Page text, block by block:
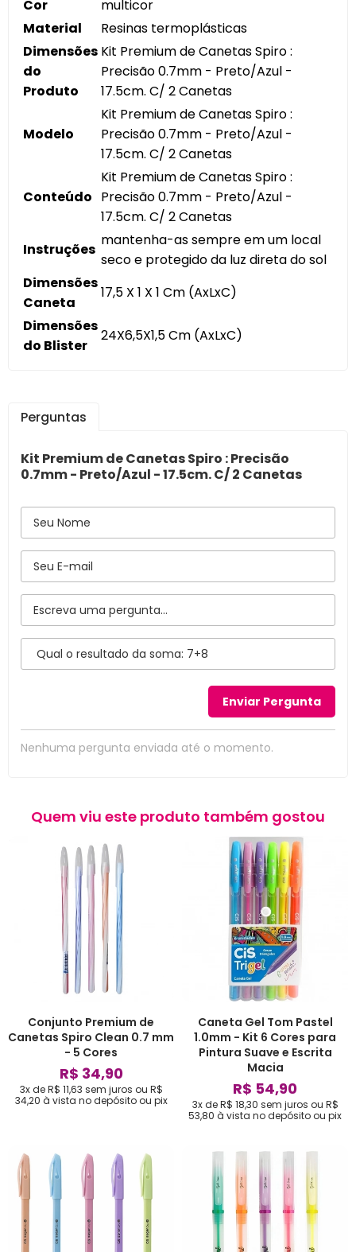
Cor
multicor
Material
Resinas termoplásticas
Dimensões
do
Produto
Kit Premium de Canetas Spiro :
Precisão 0.7mm - Preto/Azul -
17.5cm. C/ 2 Canetas
Modelo
Kit Premium de Canetas Spiro :
Precisão 0.7mm - Preto/Azul -
17.5cm. C/ 2 Canetas
Conteúdo
Kit Premium de Canetas Spiro :
Precisão 0.7mm - Preto/Azul -
17.5cm. C/ 2 Canetas
Instruções
mantenha-as sempre em um local
seco e protegido da luz direta do sol
Dimensões
Caneta
17,5 X 1 X 1 Cm (AxLxC)
Dimensões
do Blister
24X6,5X1,5 Cm (AxLxC)
Perguntas
Kit Premium de Canetas Spiro : Precisão
0.7mm - Preto/Azul - 17.5cm. C/ 2 Canetas
Nenhuma pergunta enviada até o momento.
Quem viu este produto também gostou
Conjunto Premium de
Canetas Spiro Clean 0.7 mm
- 5 Cores
R$ 34,90
3x de R$ 11,63 sem juros ou R$
34,20 à vista no depósito ou pix
Caneta Gel Tom Pastel
1.0mm - Kit 6 Cores para
Pintura Suave e Escrita
Macia
R$ 54,90
3x de R$ 18,30 sem juros ou R$
53,80 à vista no depósito ou pix